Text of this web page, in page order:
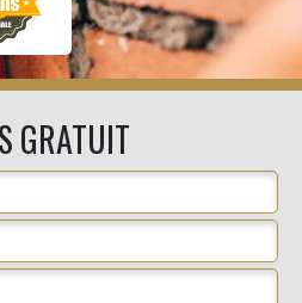
GRATUIT